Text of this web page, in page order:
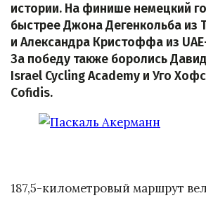
истории. На финише немецкий
быстрее Джона Дегенкольба из
и Александра Кристоффа из
За победу также боролись
Israel Cycling Academy и Уго
Cofidis.
187,5-километровый маршрут